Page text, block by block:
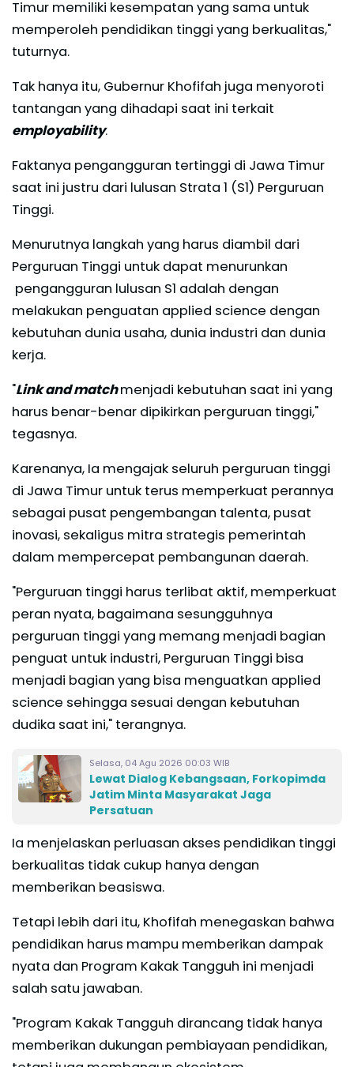
Timur memiliki kesempatan yang sama untuk
memperoleh pendidikan tinggi yang berkualitas,"
tuturnya.
Tak hanya itu, Gubernur Khofifah juga menyoroti
tantangan yang dihadapi saat ini terkait
employability.
Faktanya pengangguran tertinggi di Jawa Timur
saat ini justru dari lulusan Strata 1 (S1) Perguruan
Tinggi.
Menurutnya langkah yang harus diambil dari
Perguruan Tinggi untuk dapat menurunkan
pengangguran lulusan S1 adalah dengan
melakukan penguatan applied science dengan
kebutuhan dunia usaha, dunia industri dan dunia
kerja.
"Link and matchmenjadi kebutuhan saat ini yang
harus benar-benar dipikirkan perguruan tinggi,"
tegasnya.
Karenanya, Ia mengajak seluruh perguruan tinggi
di Jawa Timur untuk terus memperkuat perannya
sebagai pusat pengembangan talenta, pusat
inovasi, sekaligus mitra strategis pemerintah
dalam mempercepat pembangunan daerah.
"Perguruan tinggi harus terlibat aktif, memperkuat
peran nyata, bagaimana sesungguhnya
perguruan tinggi yang memang menjadi bagian
penguat untuk industri, Perguruan Tinggi bisa
menjadi bagian yang bisa menguatkan applied
science sehingga sesuai dengan kebutuhan
dudika saat ini," terangnya.
Selasa, 04 Agu 2026 00:03 WIB
Lewat Dialog Kebangsaan, Forkopimda
Jatim Minta Masyarakat Jaga
Persatuan
Ia menjelaskan perluasan akses pendidikan tinggi
berkualitas tidak cukup hanya dengan
memberikan beasiswa.
Tetapi lebih dari itu, Khofifah menegaskan bahwa
pendidikan harus mampu memberikan dampak
nyata dan Program Kakak Tangguh ini menjadi
salah satu jawaban.
"Program Kakak Tangguh dirancang tidak hanya
memberikan dukungan pembiayaan pendidikan,